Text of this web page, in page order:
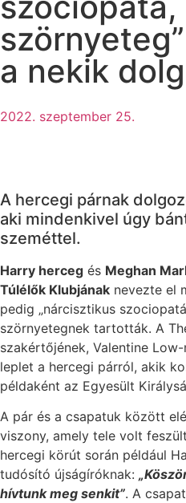
a nekik
2022. szeptember 25.
A hercegi párnak
aki mindenkivel úgy
szeméttel.
Harry herceg és Meghan
Túlélők Klubjának nevezte el
pedig „nárcisztikus
szörnyetegnek tartották. A
szakértőjének, Valentine
leplet a hercegi párról, akik
példaként az Egyesült
A pár és a csapatuk között
viszony, amely tele volt
hercegi körút során például
tudósító újságíróknak:
hívtunk meg senkit”. A